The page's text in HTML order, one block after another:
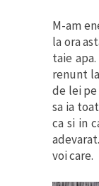
M-am
la ora
taie
renunt
de lei
sa ia
ca si in
voi care.